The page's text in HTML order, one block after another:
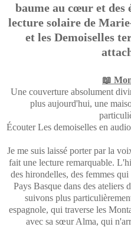
baume au cœuret des
lecture solaire de
et les Demoiselles
📖
Une couverture absolument
plus aujourd'hui, une
Écouter Les demoiselles en
Je me suis laissé porter par la
fait une lecture remarquable.
des hirondelles, des femmes
Pays Basque dans des ateliers
suivons plus
espagnole, qui traverse les
avec sa sœur Alma, qui